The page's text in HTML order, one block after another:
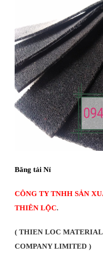
Băng tải Nỉ
CÔNG TY TNHH SẢN
THIÊN LỘC.
( THIEN LOC
COMPANY LIMITED )